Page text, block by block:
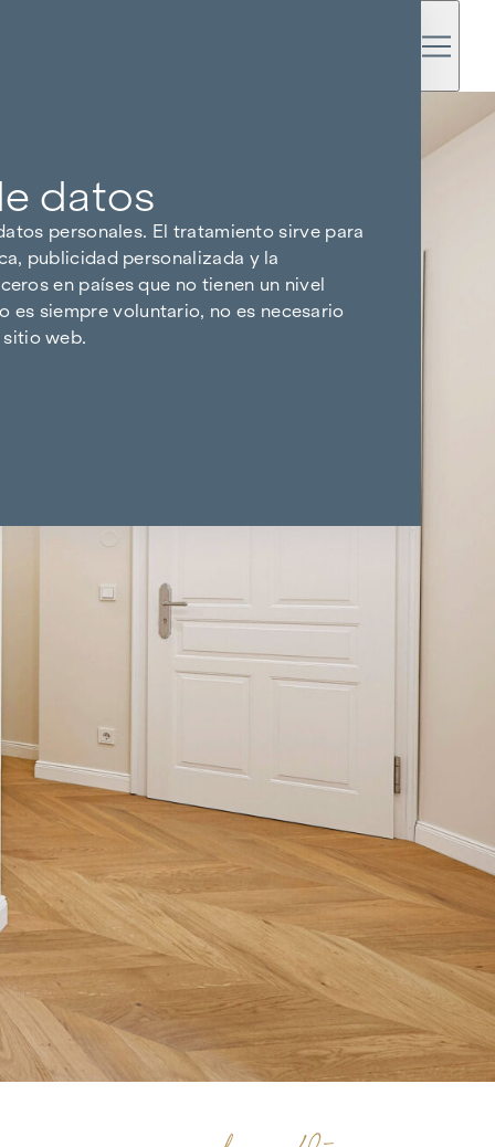
datos
personales. El tratamiento sirve para
publicidad personalizada y la
en países que no tienen un nivel
es siempre voluntario, no es necesario
web.